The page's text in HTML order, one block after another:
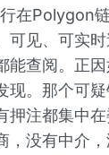
在Polygon
可见、可实
能查阅。正
现。那个可疑
押注都集中
，没有中介